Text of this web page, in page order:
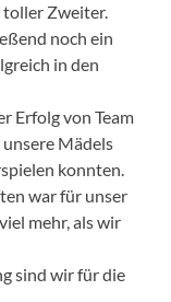
toller Zweiter.
noch ein
in den
Erfolg von Team
Mädels
konnten.
war für unser
mehr, als wir
sind wir für die